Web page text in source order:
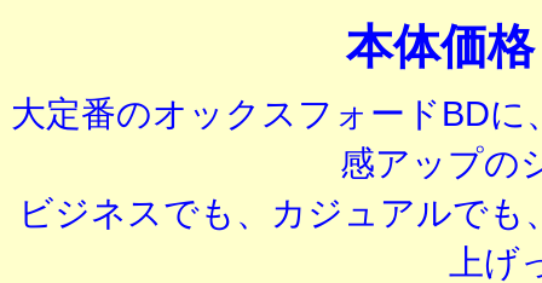
本体価
大定番のオックスフォードBD
感アップの
ビジネスでも、カジュアルで
上